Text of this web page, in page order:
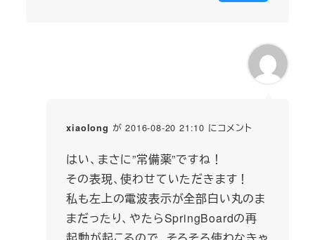
xiaolong が 2016-08-20 21:10 にコメント
はい、まさに”常備薬”ですね！
その表現、使わせていただきます！
私も左上の電波表示が全部白い丸のま
まだったり、やたらSpringBoardの再